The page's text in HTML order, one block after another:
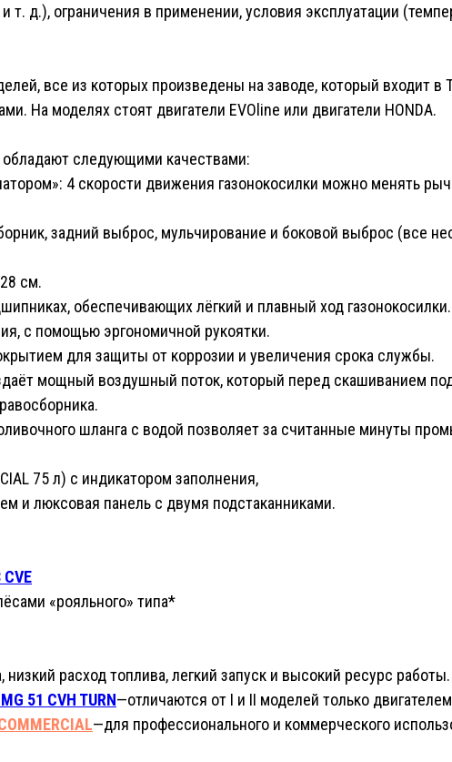
т. д.), ограничения в применении, условия эксплуатации
все из которых произведены на заводе, который входит
На моделях стоят двигатели EVOline или двигатели HONDA.
следующими качествами:
4 скорости движения газонокосилки можно менять
задний выброс, мульчирование и боковой выброс (все
см.
обеспечивающих лёгкий и плавный ход газонокосилки.
с помощью эргономичной рукоятки.
для защиты от коррозии и увеличения срока службы.
мощный воздушный поток, который перед скашиванием
шланга с водой позволяет за считанные минуты
75 л) с индикатором заполнения,
и люксовая панель с двумя подстаканниками.
«рояльного» типа*
расход топлива, легкий запуск и высокий ресурс работы.
51 CVH TURN—отличаются от I и II моделей только двигателем
—для профессионального и коммерческого